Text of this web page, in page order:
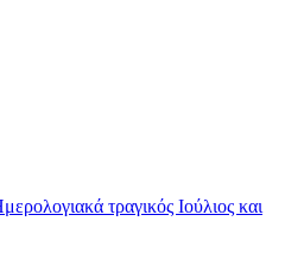
τραγικός Ιούλιος και